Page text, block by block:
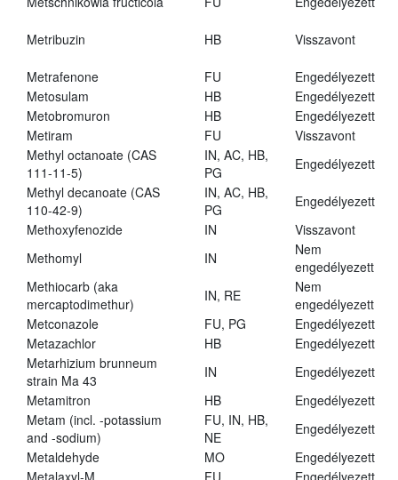
Metribuzin HB Visszavont
Metrafenone FU
Engedélyezett
Metosulam
HB
Engedélyezett
Metobromuron
HB
Engedélyezett
Metiram
FU
Visszavont
Methyl octanoate (CAS
111-11-5)
IN, AC, HB,
PG
Engedélyezett
Methyl decanoate (CAS
110-42-9)
IN, AC, HB,
PG
Engedélyezett
Methoxyfenozide
IN
Visszavont
Methomyl
IN
Nem
engedélyezett
Methiocarb (aka
mercaptodimethur)
IN, RE
Nem
engedélyezett
Metconazole
FU, PG
Engedélyezett
Metazachlor
HB
Engedélyezett
Metarhizium brunneum
strain Ma 43
IN
Engedélyezett
Metamitron
HB
Engedélyezett
Metam (incl. -potassium
and -sodium)
FU, IN, HB,
NE
Engedélyezett
Metaldehyde
MO
Engedélyezett